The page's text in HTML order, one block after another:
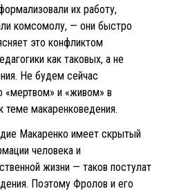
их работу,
комсомолу, — они быстро
это конфликтом
как таковых, а не
Не будем сейчас
«мертвом» и «живом» в
теме макаренковедения.
Макаренко имеет скрытый
человека и
жизни — таков постулат
Поэтому Фролов и его